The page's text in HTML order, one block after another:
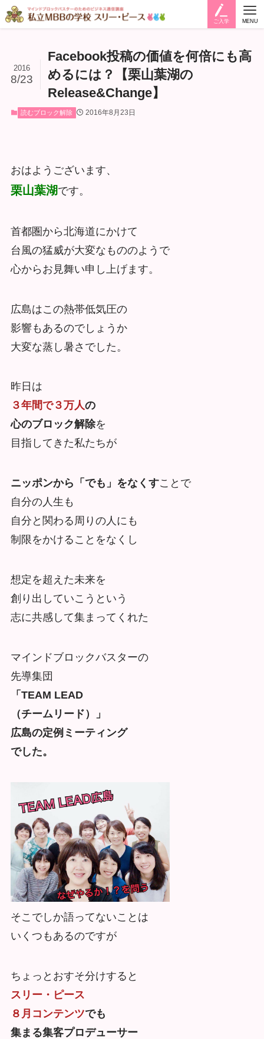
ご入学 MENU
Facebook投稿の価値を何倍にも高
めるには？【栗山葉湖の
Release&Change】
2016
8/23
読むブロック解除 2016年8月23日
おはようございます、
栗山葉湖です。
首都圏から北海道にかけて
台風の猛威が大変なもののようで
心からお見舞い申し上げます。
広島はこの熱帯低気圧の
影響もあるのでしょうか
大変な蒸し暑さでした。
昨日は
３年間で３万人の
心のブロック解除を
目指してきた私たちが
ニッポンから「でも」をなくすことで
自分の人生も
自分と関わる周りの人にも
制限をかけることをなくし
想定を超えた未来を
創り出していこうという
志に共感して集まってくれた
マインドブロックバスターの
先導集団
「TEAM LEAD
（チームリード）」
広島の定例ミーティング
でした。
そこでしか語ってないことは
いくつもあるのですが
ちょっとおすそ分けすると
スリー・ピース
８月コンテンツでも
集まる集客プロデューサー